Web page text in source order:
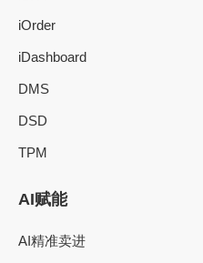
iOrder
iDashboard
DMS
DSD
TPM
AI赋能
AI精准卖进